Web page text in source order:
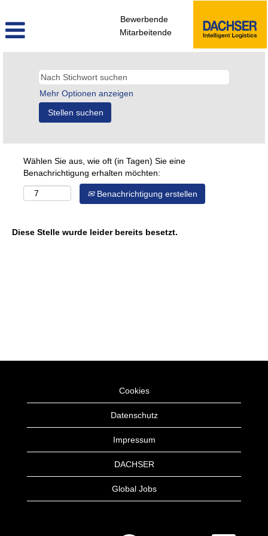
Bewerbende
Mitarbeitende
Mehr Optionen anzeigen
Wählen Sie aus, wie oft (in Tagen) Sie eine
Benachrichtigung erhalten möchten:
Benachrichtigung erstellen
Diese Stelle wurde leider bereits besetzt.
Cookies
Datenschutz
Impressum
DACHSER
Global Jobs